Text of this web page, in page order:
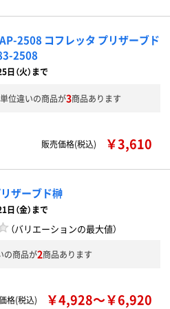
2508 コフレッタ プリザーブド
2508
日（火）まで
位違いの商品が3商品あります
販売価格(税込)
￥3,610
ザーブド榊
日（金）まで
（バリエーションの最大値）
の商品が2商品あります
格(税込)
￥4,928～￥6,920